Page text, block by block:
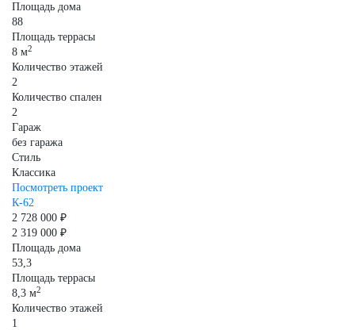
Площадь дома
88
Площадь террасы
8 м2
Количество этажей
2
Количество спален
2
Гараж
без гаража
Стиль
Классика
Посмотреть проект
К-62
2 728 000 ₽
2 319 000 ₽
Площадь дома
53,3
Площадь террасы
8,3 м2
Количество этажей
1